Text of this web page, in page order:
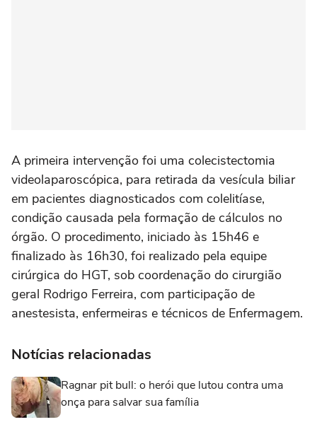
A primeira intervenção foi uma colecistectomia
videolaparoscópica, para retirada da vesícula biliar
em pacientes diagnosticados com colelitíase,
condição causada pela formação de cálculos no
órgão. O procedimento, iniciado às 15h46 e
finalizado às 16h30, foi realizado pela equipe
cirúrgica do HGT, sob coordenação do cirurgião
geral Rodrigo Ferreira, com participação de
anestesista, enfermeiras e técnicos de Enfermagem.
Notícias relacionadas
Ragnar pit bull: o herói que lutou contra uma
onça para salvar sua família